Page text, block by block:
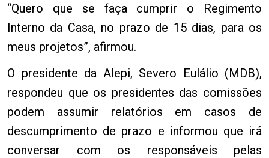
“Quero que se faça cumprir o Regimento
Interno da Casa, no prazo de 15 dias, para os
meus projetos”, afirmou.
O presidente da Alepi, Severo Eulálio (MDB),
respondeu que os presidentes das comissões
podem assumir relatórios em casos de
descumprimento de prazo e informou que irá
conversar com os responsáveis pelas